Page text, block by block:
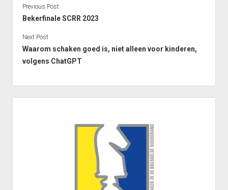
Punten Afdeling 5K 2013-2014
Heenronde Reeks 2B
Punten Reeks 2B
Previous Post
Bekerfinale SCRR 2023
Next Post
Waarom schaken goed is, niet alleen voor kinderen,
volgens ChatGPT